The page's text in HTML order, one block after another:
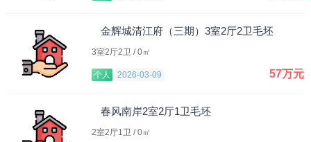
金辉城清江府（三期）3室2厅2卫毛坯
3室2厅2卫 / 0㎡
个人 2026-03-09 57万元
春风南岸2室2厅1卫毛坯
2室2厅1卫 / 0㎡